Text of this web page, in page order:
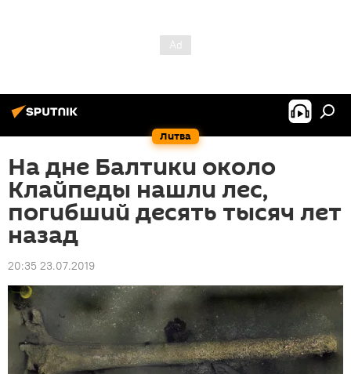
Литва
На дне Балтики около
Клайпеды нашли лес,
погибший десять тысяч лет
назад
20:35 23.07.2019